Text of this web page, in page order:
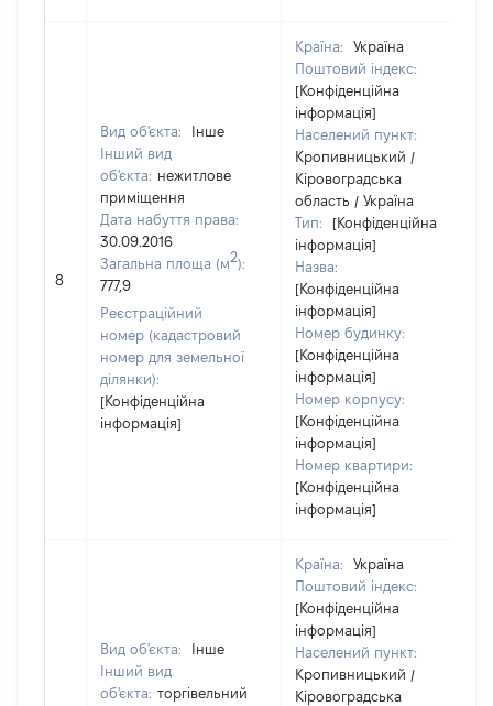
8
Вид об'єкта:
Інше
Інший вид
об'єкта: нежитлове
приміщення
Дата набуття права:
30.09.2016
Загальна площа (м2):
777,9
Реєстраційний
номер (кадастровий
номер для земельної
ділянки):
[Конфіденційна
інформація]
Країна:
Україна
Поштовий індекс:
[Конфіденційна
інформація]
Населений пункт:
Кропивницький /
Кіровоградська
область / Україна
Тип:
[Конфіденційна
інформація]
Назва:
[Конфіденційна
інформація]
Номер будинку:
[Конфіденційна
інформація]
Номер корпусу:
[Конфіденційна
інформація]
Номер квартири:
[Конфіденційна
інформація]
Вид об'єкта:
Інше
Інший вид
об'єкта: торгівельний
Країна:
Україна
Поштовий індекс:
[Конфіденційна
інформація]
Населений пункт:
Кропивницький /
Кіровоградська